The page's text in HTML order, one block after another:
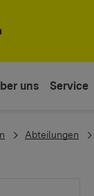
uns Service
here:Abteilungen